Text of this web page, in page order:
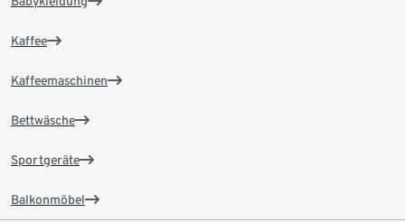
Kaffee
Kaffeemaschinen
Bettwäsche
Sportgeräte
Balkonmöbel